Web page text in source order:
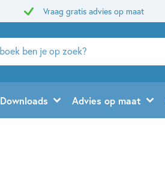
Vraag gratis advies op maat
Downloads Advies op maat